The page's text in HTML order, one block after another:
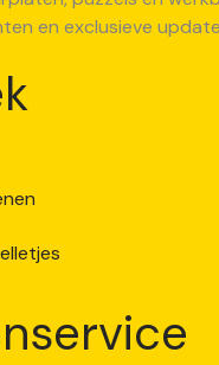
en exclusieve